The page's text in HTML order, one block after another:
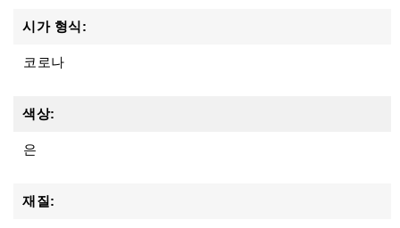
시가 형식:
코로나
색상:
은
재질: